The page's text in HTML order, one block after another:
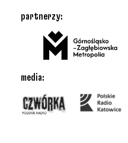
media:
partnerzy: